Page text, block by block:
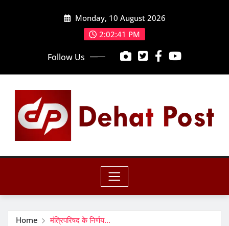
Monday, 10 August 2026
2:02:43 PM
Follow Us
Home मंत्रिपरिषद के निर्णय…